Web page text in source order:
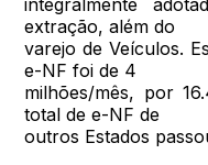
extração, além do
varejo de Veículos.
e-NF foi de 4
milhões/mês, por
total de e-NF de
outros Estados